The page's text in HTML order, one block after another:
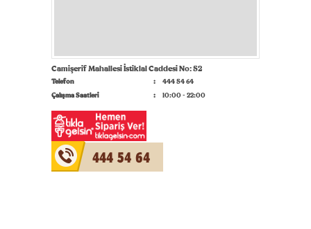
Camişerif Mahallesi İstiklal Caddesi No: 52
Telefon
444 54 64
Çalışma Saatleri
10:00 - 22:00
444 54 64